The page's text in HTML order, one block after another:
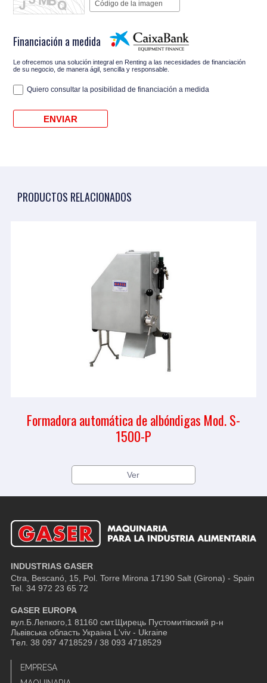
Financiación a medida
Le ofrecemos una solución integral en Renting a las necesidades de financiación
de su negocio, de manera ágil, sencilla y responsable.
Quiero consultar la posibilidad de financiación a medida
PRODUCTOS RELACIONADOS
Formadora automática de albóndigas Mod. S-
1500-P
Ver
INDUSTRIAS GASER
Ctra, Bescanó, 15, Pol. Torre Mirona 17190 Salt (Girona) - Spain
Tel. 34 972 23 65 72
GASER EUROPA
вул.Б.Лепкого,1 81160 смт.Щирець Пустомитівский р-н
Львівська область Украіна L'viv - Ukraine
Tел. 38 097 4718529 / 38 093 4718529
EMPRESA